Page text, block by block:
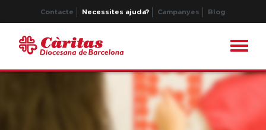
Contacte Necessites ajuda? Campanyes Blog